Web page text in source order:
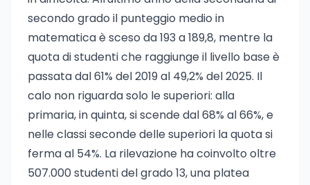
secondo grado il punteggio medio in
matematica è sceso da 193 a 189,8, mentre la
quota di studenti che raggiunge il livello base è
passata dal 61% del 2019 al 49,2% del 2025. Il
calo non riguarda solo le superiori: alla
primaria, in quinta, si scende dal 68% al 66%, e
nelle classi seconde delle superiori la quota si
ferma al 54%. La rilevazione ha coinvolto oltre
507.000 studenti del grado 13, una platea